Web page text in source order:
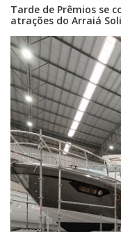
06/08/2026 | 07:00
Camboriú: exposição de
de cultura
Tarde de Prêmios se
atrações do Arraiá